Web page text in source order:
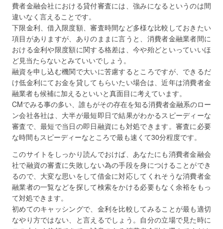
費者金融会社における貸付審査には、強みになるというのは間
違いなく言えることです。
下限金利、借入限度額、審査時間など多様な比較しておきたい
項目がありますが、ありのままに言うと、消費者金融業者間に
おける金利や限度額に関する格差は、今や殆どといっていいほ
ど見当たらないとみていいでしょう。
融資を申し込む機関で大いに苦慮するところですが、できるだ
け低金利にてお金を貸してもらいたい場合は、近年は消費者金
融業者も候補に加えるといいと真面目に考えています。
CMでみる事の多い、誰もがその存在を知る消費者金融系のロー
ン会社各社は、大半が最短即日で結果がわかるスピーディーな
審査で、最短で当日の即日融資にも対処できます。審査に必要
な時間もスピーディーなところで最も速くて30分程度です。
このサイトをしっかり読んでおけば、あなたにも消費者金融会
社で融資の審査に失敗しない為の手段を身につけることができ
るので、大変な思いをして借金に対応してくれそうな消費者金
融業者の一覧などを探して検索をかける必要もなく余裕をもっ
て対処できます。
初めてのキャッシングで、金利を比較してみることが最も適切
なやり方ではない、と言えるでしょう。自分の立場で見た時に